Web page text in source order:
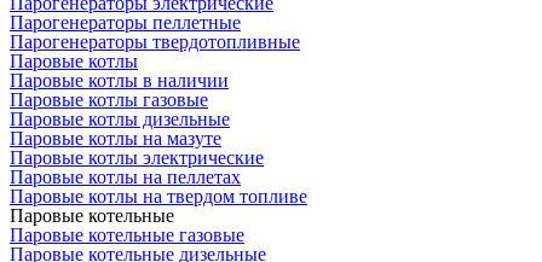
Парогенераторы пеллетные
Парогенераторы твердотопливные
Паровые котлы
Паровые котлы в наличии
Паровые котлы газовые
Паровые котлы дизельные
Паровые котлы на мазуте
Паровые котлы электрические
Паровые котлы на пеллетах
Паровые котлы на твердом топливе
Паровые котельные
Паровые котельные газовые
Паровые котельные дизельные